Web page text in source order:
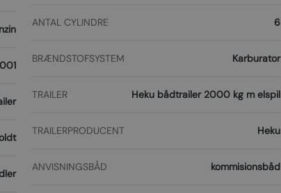
ANTAL CYLINDRE 6
BRÆNDSTOFSYSTEM Karburator
TRAILER Heku bådtrailer 2000 kg m elspil
TRAILERPRODUCENT Heku
ANVISNINGSBÅD kommisionsbåd